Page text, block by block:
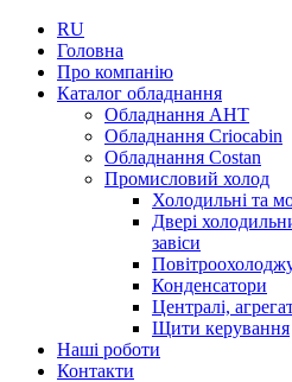
RU
Головна
Про компанію
Каталог обладнання
Обладнання AHT
Обладнання Criocabin
Обладнання Costan
Промисловий холод
Холодильні та
Двері
завіси
Конденсатори
Централі,
Щити керування
Наші роботи
Контакти